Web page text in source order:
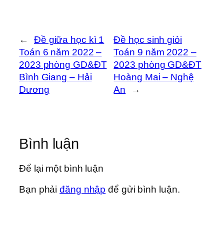
←
Đề giữa học kì 1
Toán 6 năm 2022 –
2023 phòng GD&ĐT
Bình Giang – Hải
Dương
Đề học sinh giỏi
Toán 9 năm 2022 –
2023 phòng GD&ĐT
Hoàng Mai – Nghệ
An
→
Bình luận
Để lại một bình luận
Bạn phảiđăng nhập để gửi bình luận.